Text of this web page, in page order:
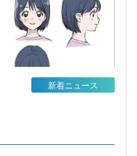
新着ニュース